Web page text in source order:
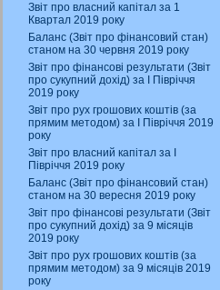
Звіт про власний капітал за 1
Квартал 2019 року
Баланс (Звіт про фінансовий стан)
станом на 30 червня 2019 року
Звіт про фінансові результати (Звіт
про сукупний дохід) за І Півріччя
2019 року
Звіт про рух грошових коштів (за
прямим методом) за І Півріччя 2019
року
Звіт про власний капітал за І
Півріччя 2019 року
Баланс (Звіт про фінансовий стан)
станом на 30 вересня 2019 року
Звіт про фінансові результати (Звіт
про сукупний дохід) за 9 місяців
2019 року
Звіт про рух грошових коштів (за
прямим методом) за 9 місяців 2019
року